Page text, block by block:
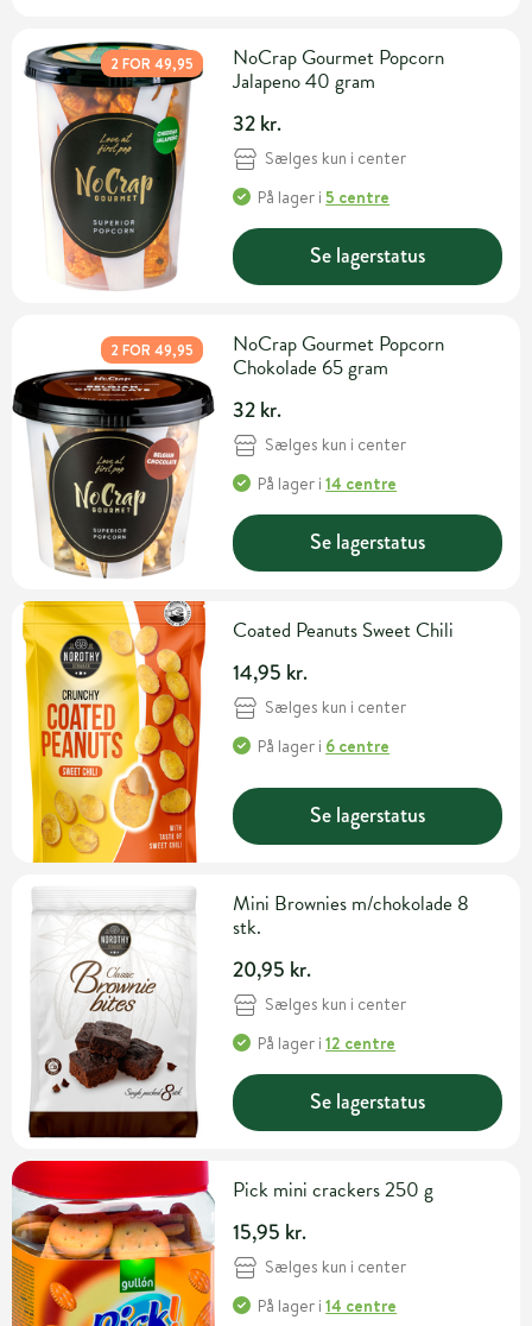
2 FOR 49,95
NoCrap Gourmet Popcorn
Jalapeno 40 gram
32 kr.
Sælges kun i center
På lager i5 centre
Se lagerstatus
2 FOR 49,95
NoCrap Gourmet Popcorn
Chokolade 65 gram
32 kr.
Sælges kun i center
På lager i14 centre
Se lagerstatus
Coated Peanuts Sweet Chili
14,95 kr.
Sælges kun i center
På lager i 6 centre
Se lagerstatus
Mini Brownies m/chokolade 8
stk.
20,95 kr.
Sælges kun i center
På lager i12 centre
Se lagerstatus
Pick mini crackers 250 g
15,95 kr.
Sælges kun i center
På lager i14 centre